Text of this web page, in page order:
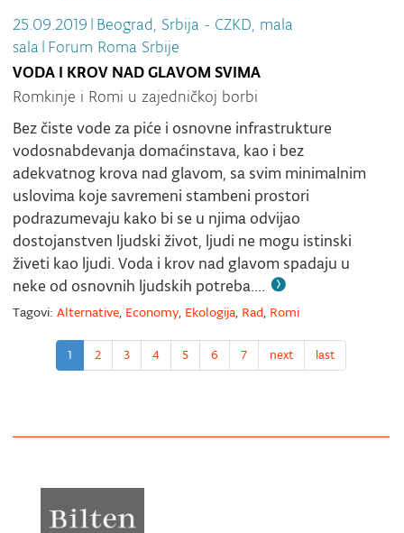
25.09.2019 | Beograd, Srbija - CZKD, mala
sala | Forum Roma Srbije
VODA I KROV NAD GLAVOM SVIMA
Romkinje i Romi u zajedničkoj borbi
Bez čiste vode za piće i osnovne infrastrukture
vodosnabdevanja domaćinstava, kao i bez
adekvatnog krova nad glavom, sa svim minimalnim
uslovima koje savremeni stambeni prostori
podrazumevaju kako bi se u njima odvijao
dostojanstven ljudski život, ljudi ne mogu istinski
živeti kao ljudi. Voda i krov nad glavom spadaju u
neke od osnovnih ljudskih potreba....
Tagovi: Alternative, Economy, Ekologija, Rad, Romi
1 2 3 4 5 6 7 next last